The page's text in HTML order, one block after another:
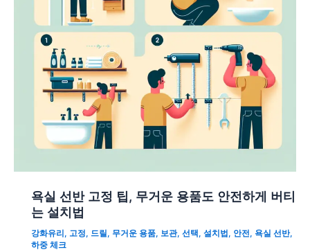
욕실 선반 고정 팁, 무거운 용품도 안전하게 버티
는 설치법
강화유리 , 고정, 드릴 , 무거운 용품, 보관, 선택, 설치법 , 안전, 욕실 선반,
하중 체크